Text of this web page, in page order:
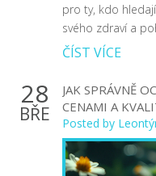
pro ty, kdo
svého zdraví a
ČÍST VÍCE
28
BŘE
JAK SPRÁVNĚ
CENAMI A
Posted by